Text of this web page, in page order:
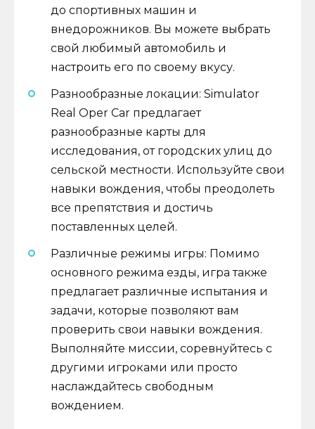
до спортивных машин и
внедорожников. Вы можете выбрать
свой любимый автомобиль и
настроить его по своему вкусу.
Разнообразные локации: Simulator
Real Oper Car предлагает
разнообразные карты для
исследования, от городских улиц до
сельской местности. Используйте свои
навыки вождения, чтобы преодолеть
все препятствия и достичь
поставленных целей.
Различные режимы игры: Помимо
основного режима езды, игра также
предлагает различные испытания и
задачи, которые позволяют вам
проверить свои навыки вождения.
Выполняйте миссии, соревнуйтесь с
другими игроками или просто
наслаждайтесь свободным
вождением.